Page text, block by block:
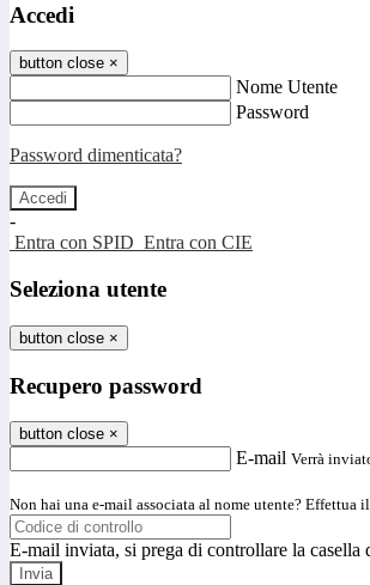
Accedi
button close ×
Nome Utente
Password
Password dimenticata?
-
Entra con SPID Entra con CIE
Seleziona utente
button close ×
Recupero password
button close ×
E-mail Verrà
Non hai una e-mail associata al nome utente? Effettua
E-mail inviata, si prega di controllare la casella